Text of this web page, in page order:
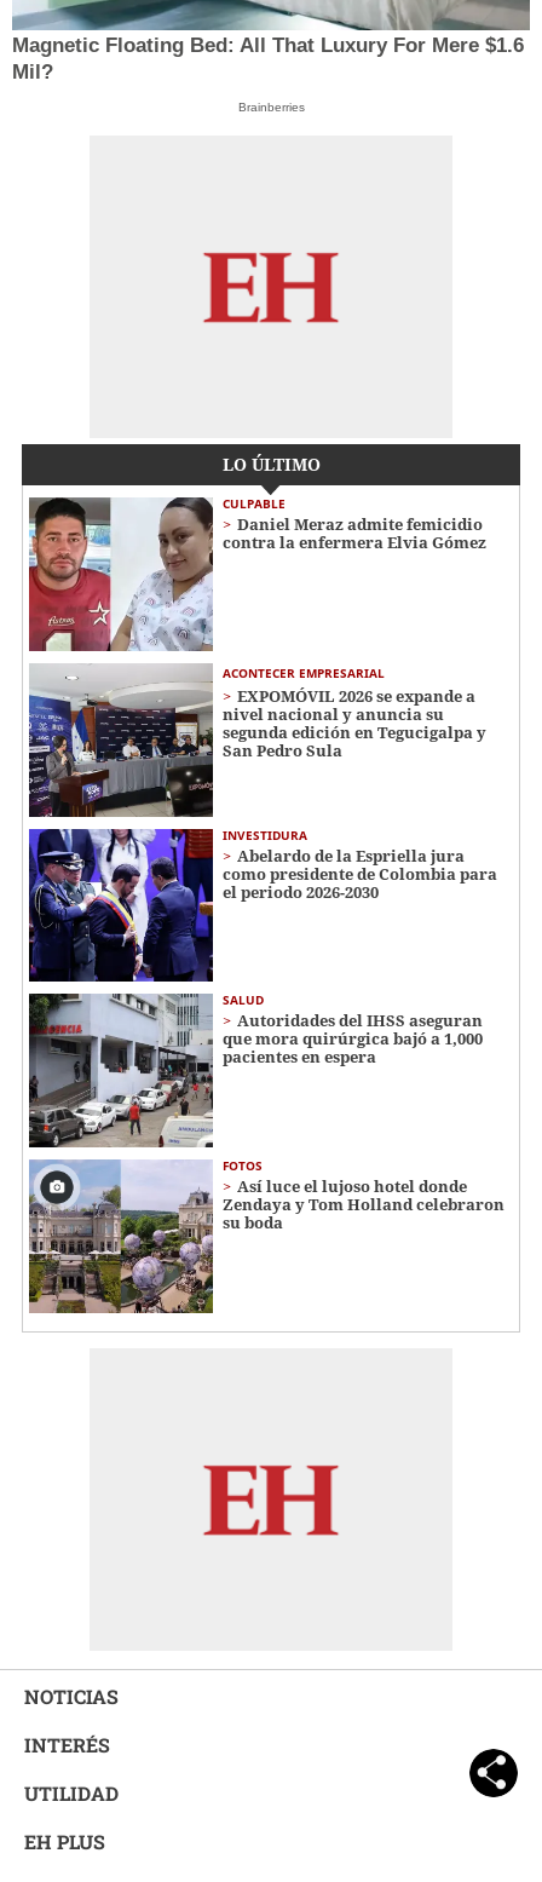
Magnetic Floating Bed: All That Luxury For Mere $1.6
Mil?
Brainberries
LO ÚLTIMO
CULPABLE
Daniel Meraz admite femicidio
contra la enfermera Elvia Gómez
ACONTECER EMPRESARIAL
EXPOMÓVIL 2026 se expande a
nivel nacional y anuncia su
segunda edición en Tegucigalpa y
San Pedro Sula
INVESTIDURA
Abelardo de la Espriella jura
como presidente de Colombia para
el periodo 2026-2030
SALUD
Autoridades del IHSS aseguran
que mora quirúrgica bajó a 1,000
pacientes en espera
FOTOS
Así luce el lujoso hotel donde
Zendaya y Tom Holland celebraron
su boda
NOTICIAS
INTERÉS
UTILIDAD
EH PLUS